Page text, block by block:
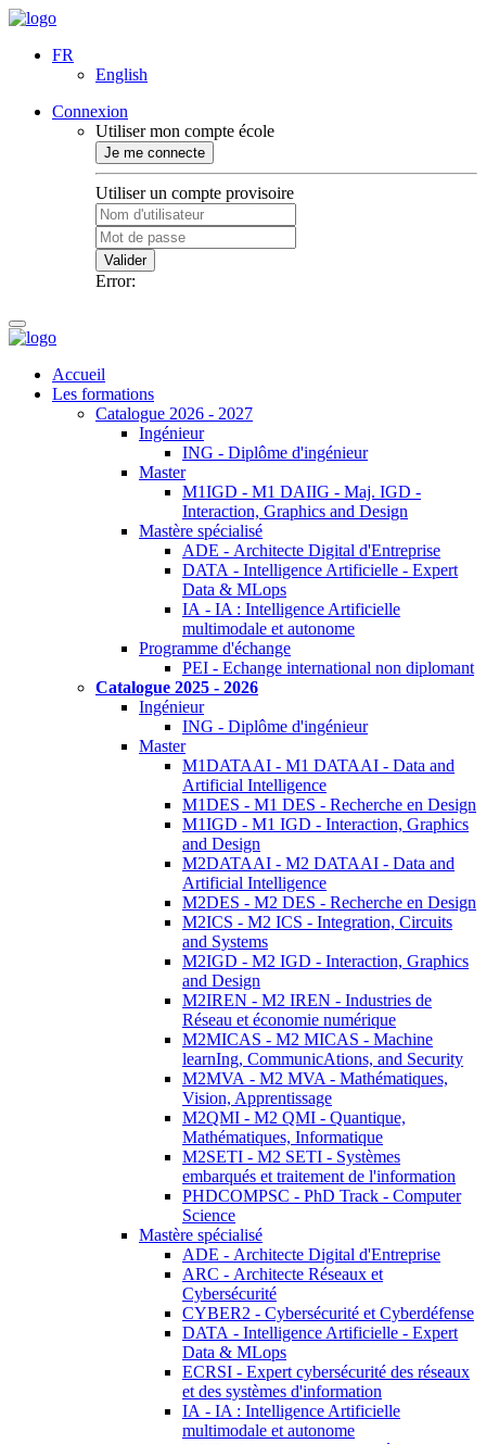
FR
English
Connexion
Utiliser mon compte école
Je me connecte
Utiliser un compte provisoire
Valider
Error:
Accueil
Les formations
Catalogue 2026 - 2027
Ingénieur
ING - Diplôme d'ingénieur
Master
M1IGD - M1 DAIIG - Maj. IGD -
Interaction, Graphics and Design
Mastère spécialisé
ADE - Architecte Digital d'Entreprise
DATA - Intelligence Artificielle - Expert
Data & MLops
IA - IA : Intelligence Artificielle
multimodale et autonome
Programme d'échange
PEI - Echange international non diplomant
Catalogue 2025 - 2026
Ingénieur
ING - Diplôme d'ingénieur
Master
M1DATAAI - M1 DATAAI - Data and
Artificial Intelligence
M1DES - M1 DES - Recherche en Design
M1IGD - M1 IGD - Interaction, Graphics
and Design
M2DATAAI - M2 DATAAI - Data and
Artificial Intelligence
M2DES - M2 DES - Recherche en Design
M2ICS - M2 ICS - Integration, Circuits
and Systems
M2IGD - M2 IGD - Interaction, Graphics
and Design
M2IREN - M2 IREN - Industries de
Réseau et économie numérique
M2MICAS - M2 MICAS - Machine
learnIng, CommunicAtions, and Security
M2MVA - M2 MVA - Mathématiques,
Vision, Apprentissage
M2QMI - M2 QMI - Quantique,
Mathématiques, Informatique
M2SETI - M2 SETI - Systèmes
embarqués et traitement de l'information
PHDCOMPSC - PhD Track - Computer
Science
Mastère spécialisé
ADE - Architecte Digital d'Entreprise
ARC - Architecte Réseaux et
Cybersécurité
CYBER2 - Cybersécurité et Cyberdéfense
DATA - Intelligence Artificielle - Expert
Data & MLops
ECRSI - Expert cybersécurité des réseaux
et des systèmes d'information
IA - IA : Intelligence Artificielle
multimodale et autonome